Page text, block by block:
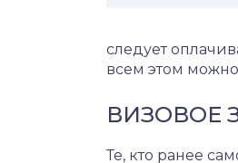
следует
всем этом можно
ВИЗОВОЕ
Те, кто ранее